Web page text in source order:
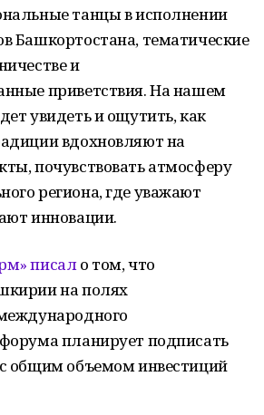
танцы в исполнении
Башкортостана, тематические
и
приветствия. На нашем
увидеть и ощутить, как
вдохновляют на
почувствовать атмосферу
региона, где уважают
инновации.
писало том, что
на полях
планирует подписать
общим объемом инвестиций